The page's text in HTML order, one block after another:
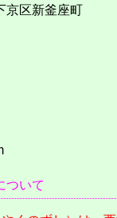
京区新釜座町
ついて